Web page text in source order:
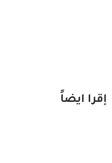
إقرا ايضاً